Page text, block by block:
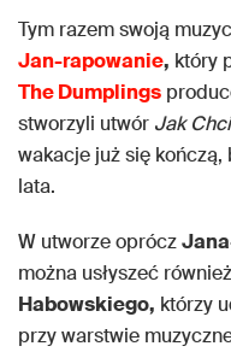
Tym razem swoją
Jan-rapowanie, który
The Dumplings
stworzyli utwór Jak
wakacje już się
lata.
W utworze oprócz
można usłyszeć również
Habowskiego, którzy
przy warstwie